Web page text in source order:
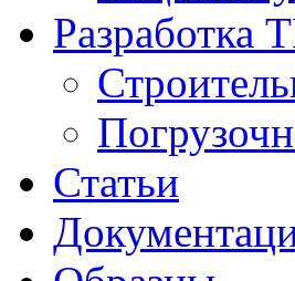
Разработка
Статьи